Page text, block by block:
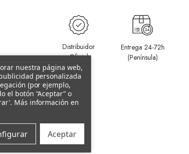
Distribuidor
Oficial
Entrega 24-72h
(Península)
nuestra página web,
personalizada
(por ejemplo,
el botón “Aceptar” o
Más información en
Aceptar